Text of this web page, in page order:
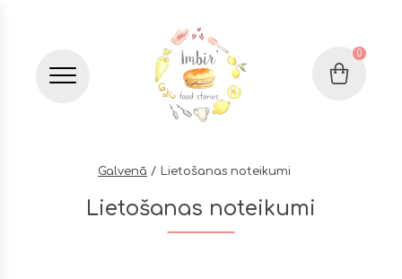
Бургер меню Grozs
0
Galvenā Lietošanas noteikumi
Lietošanas noteikumi